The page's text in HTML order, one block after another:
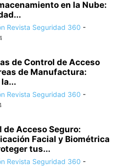
en la Nube:
Revista Seguridad 360 -
de Control de Acceso
de Manufactura:
Revista Seguridad 360 -
de Acceso Seguro:
Facial y Biométrica
tus...
Revista Seguridad 360 -